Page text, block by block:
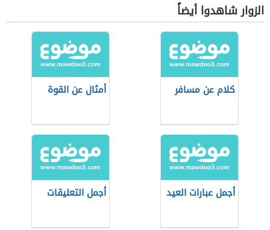
الزوار شاهدوا أيضاً
كلام عن مسافر أمثال عن القوة
أجمل عبارات العيد أجمل التعليقات